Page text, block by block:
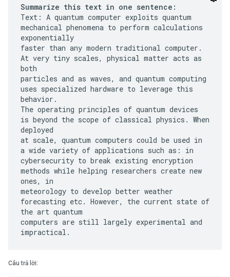
Summarize this text in one sentence:
Text: A quantum computer exploits quantum
mechanical phenomena to perform calculations
exponentially
faster than any modern traditional computer.
At very tiny scales, physical matter acts as
both
particles and as waves, and quantum computing
uses specialized hardware to leverage this
behavior.
The operating principles of quantum devices
is beyond the scope of classical physics. When
deployed
at scale, quantum computers could be used in
a wide variety of applications such as: in
cybersecurity to break existing encryption
methods while helping researchers create new
ones, in
meteorology to develop better weather
forecasting etc. However, the current state of
the art quantum
computers are still largely experimental and
Câu trả lời: